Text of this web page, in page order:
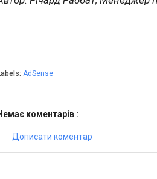
AdSense
коментарів :
Дописати коментар